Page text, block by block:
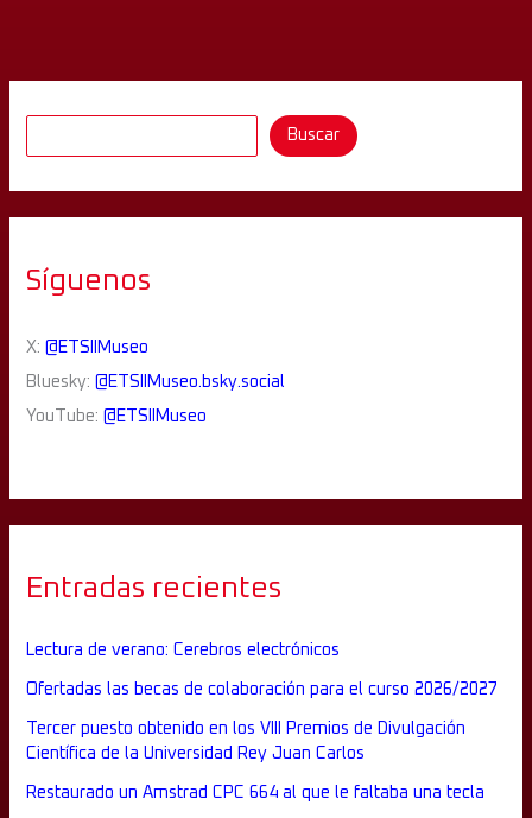
Buscar
Síguenos
X:@ETSIIMuseo
Bluesky:@ETSIIMuseo.bsky.social
YouTube:@ETSIIMuseo
Entradas recientes
Lectura de verano: Cerebros electrónicos
Ofertadas las becas de colaboración para el curso 2026/2027
Tercer puesto obtenido en los VIII Premios de Divulgación
Científica de la Universidad Rey Juan Carlos
Restaurado un Amstrad CPC 664 al que le faltaba una tecla